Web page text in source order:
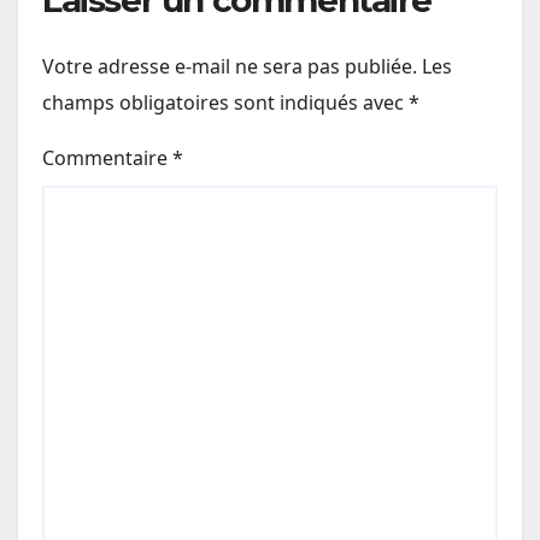
Votre adresse e-mail ne sera pas publiée. Les
champs obligatoires sont indiqués avec *
Commentaire*